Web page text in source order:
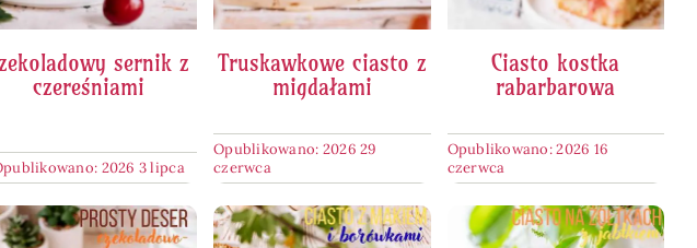
sernik z
czereśniami
2026 3 lipca
Truskawkowe ciasto z
migdałami
Opublikowano: 2026 29
czerwca
Ciasto kostka
rabarbarowa
Opublikowano: 2026 16
czerwca